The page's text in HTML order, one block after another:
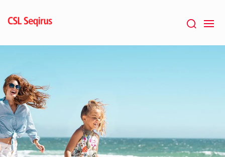
Hauptinhalt
springen